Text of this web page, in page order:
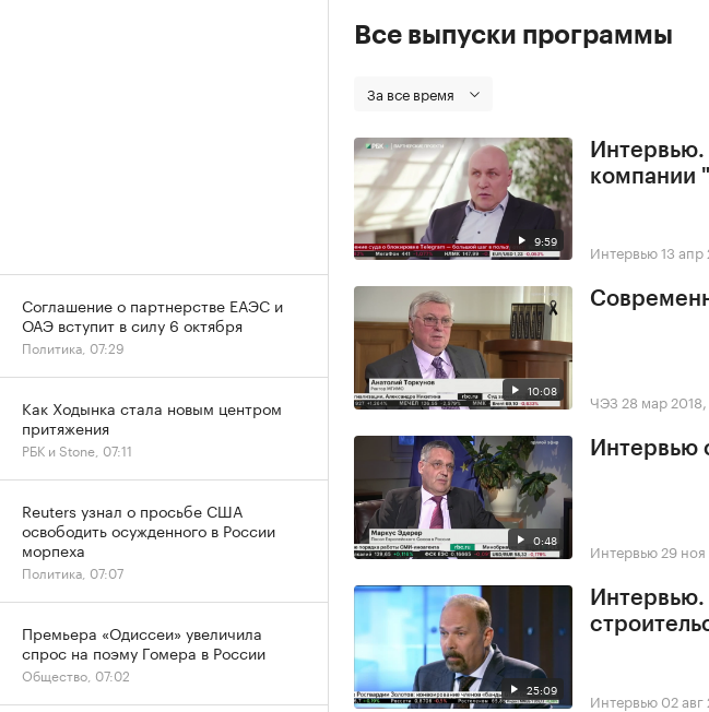
Все выпуски программы
За все время
9:59
компании
Интервью13 апр
10:08 ЧЭЗ 28 мар
0:48
Интервью
Интервью 29 ноя
25:09 Интервью 02 авг
Соглашение о партнерстве ЕАЭС и
ОАЭ вступит в силу 6 октября
Политика, 07:29
Как Ходынка стала новым центром
притяжения
РБК и Stone, 07:11
Reuters узнал о просьбе США
освободить осужденного в России
морпеха
Политика, 07:07
Премьера «Одиссеи» увеличила
спрос на поэму Гомера в России
Общество, 07:02